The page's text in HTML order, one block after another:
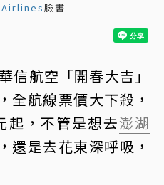
Airlines臉書
信航空「開春大吉」
全航線票價大下殺，
起，不管是想去澎湖
還是去花東深呼吸，